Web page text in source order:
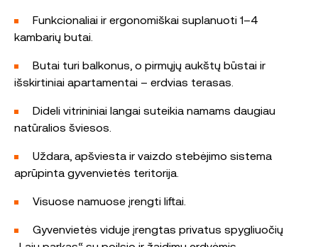
Funkcionaliai ir ergonomiškai suplanuoti 1–4
kambarių butai.
Butai turi balkonus, o pirmųjų aukštų būstai ir
išskirtiniai apartamentai – erdvias terasas.
Dideli vitrininiai langai suteikia namams daugiau
natūralios šviesos.
Uždara, apšviesta ir vaizdo stebėjimo sistema
aprūpinta gyvenvietės teritorija.
Visuose namuose įrengti liftai.
Gyvenvietės viduje įrengtas privatus spygliuočių